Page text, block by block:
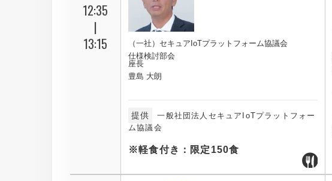
12:35
|
13:15
（一社）セキュアIoTプラットフォーム協議会
仕様検討部会
座長
豊島 大朗
提供
一般社団法人セキュアIoTプラットフォー
ム協議会
※軽食付き：限定150食